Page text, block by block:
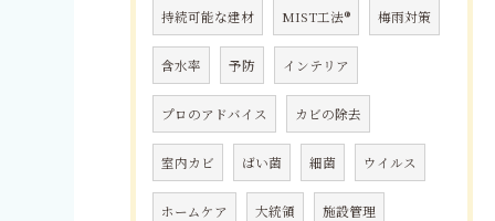
持続可能な建材 MIST工法® 梅雨対策
含水率 予防 インテリア
プロのアドバイス カビの除去
室内カビ ばい菌 細菌 ウイルス
ホームケア 大統領 施設管理